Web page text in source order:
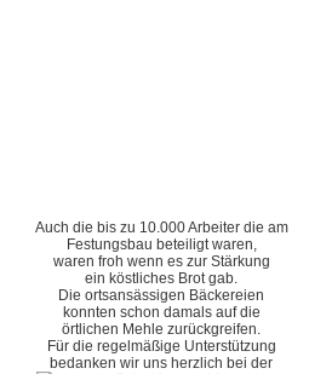
Auch die bis zu 10.000 Arbeiter die am
Festungsbau beteiligt waren,
waren froh wenn es zur Stärkung
ein köstliches Brot gab.
Die ortsansässigen Bäckereien
konnten schon damals auf die
örtlichen Mehle zurückgreifen.
Für die regelmäßige Unterstützung
bedanken wir uns herzlich bei der